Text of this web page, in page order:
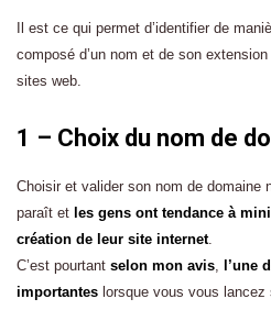
Il est ce qui permet d’identifier de
composé d’un nom et de son
sites web.
1 – Choix du nom de
Choisir et valider son nom de domaine
paraît et les gens ont tendance à
création de leur site internet.
C’est pourtant selon mon avis, l’une
importantes lorsque vous vous lancez